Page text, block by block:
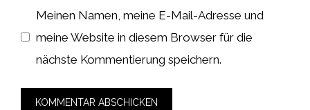
Meinen Namen, meine E-Mail-Adresse und
meine Website in diesem Browser für die
nächste Kommentierung speichern.